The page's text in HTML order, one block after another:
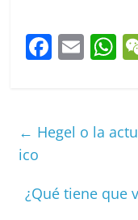
F
e
b
o
E
l s
p
← Hegel o la
ico
¿Qué tiene que